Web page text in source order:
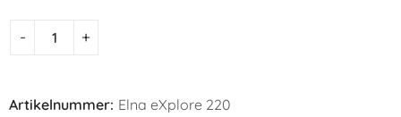
Artikelnummer: Elna eXplore 220